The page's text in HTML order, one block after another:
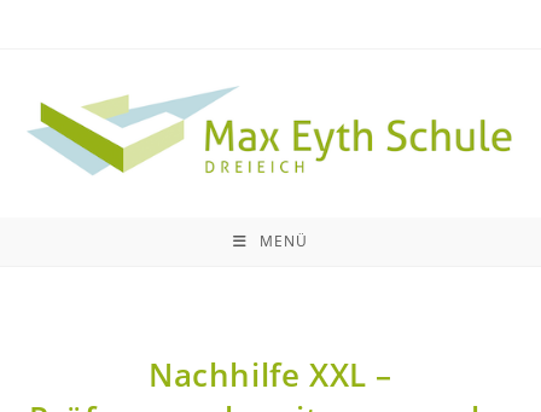
MENÜ
Nachhilfe XXL –